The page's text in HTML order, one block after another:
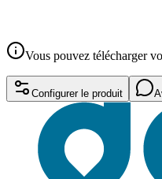
Vous pouvez télécharger
Configurer le produit